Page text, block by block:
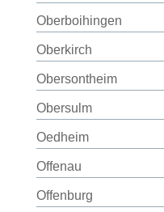
Oberboihingen
Oberkirch
Obersontheim
Obersulm
Oedheim
Offenau
Offenburg